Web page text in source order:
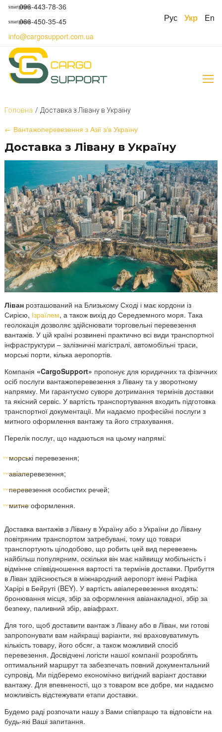
smartphone096-443-78-36
smartphone066-450-35-45
info@cargosupport.com.ua
Рус Укр En
Головна / Доставка з Лівану в Україну
Д
о
с
в
к
а
з
Л
і
в
а
н
у
в
У
к
р
а
ї
н
у
← Вантажоперевезення з Азії з/в Україну
Доставка з Лівану в Україну
Ліван розташований на Близькому Сході і має кордони із
Сирією, Ізраїлем, а також вихід до Середземного моря. Така
геолокація дозволяє здійснювати торговельні перевезення
вантажів. У цій країні розвинені практично всі види транспортної
інфраструктури – залізничні магістралі, автомобільні траси,
морські порти, кілька аеропортів.
Компанія «CargoSupport» пропонує для юридичних та фізичних
осіб послуги вантажоперевезення з Лівану та у зворотному
напрямку. Ми гарантуємо суворе дотримання термінів доставки
та якісний сервіс. У вартість транспортування входить підготовка
транспортної документації. Ми надаємо професійні послуги з
митного оформлення вантажу та його страхування.
Перелік послуг, що надаються на цьому напрямі:
морські перевезення;
авіаперевезення;
перевезення особистих речей;
митне оформлення.
Доставка вантажів з Лівану в Україну або з України до Лівану
повітряним транспортом затребувані, тому що товари
транспортують цілодобово, що робить цей вид перевезень
найбільш популярним, оскільки він має найвищу мобільність і
відмінне співвідношення вартості та термінів доставки. Прибуття
в Ліван здійснюється в міжнародний аеропорт імені Рафіка
Харірі в Бейруті (BEY). У вартість авіаперевезення входять:
бронювання місця, збір за оформлення авіанакладної, збір за
безпеку, паливний збір, авіафрахт.
Для того, щоб доставити вантаж з Лівану або в Ліван, ми готові
запропонувати вам найкращі варіанти, які враховуватимуть
кількість товару, його обсяг, а також можливий спосіб
перевезення. Досвідчені логісти нашої компанії розроблять
оптимальний маршрут та забезпечать повний документальний
супровід. Ми підберемо економічно вигідний варіант доставки
вантажу. Для впевненості, що з товаром все добре, ми надаємо
можливість відстежувати етапи доставки.
Будемо раді розпочати нашу з Вами співпрацю та відповісти на
будь-які Ваші запитання.